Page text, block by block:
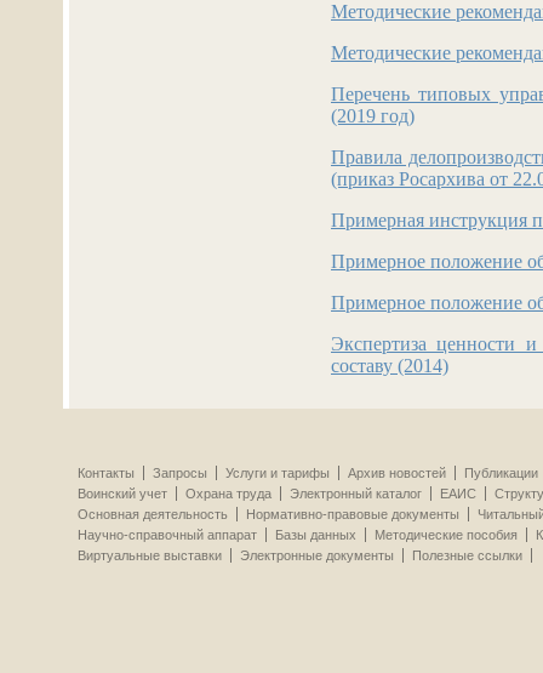
Методические
Методические
Перечень типовых
(2019 год)
Правила
(приказ Росархива от
Примерная инструкция
Примерное положение
Примерное положение
Экспертиза ценности
составу (2014)
Контакты Запросы Услуги и тарифы Архив новостей
Публикации
Воинский учет
Охрана труда Электронный каталог ЕАИС
Основная деятельность
Нормативно-правовые документы
Научно-справочный аппарат
Базы данных Методические пособия
Виртуальные выставки
Электронные документы Полезные ссылки